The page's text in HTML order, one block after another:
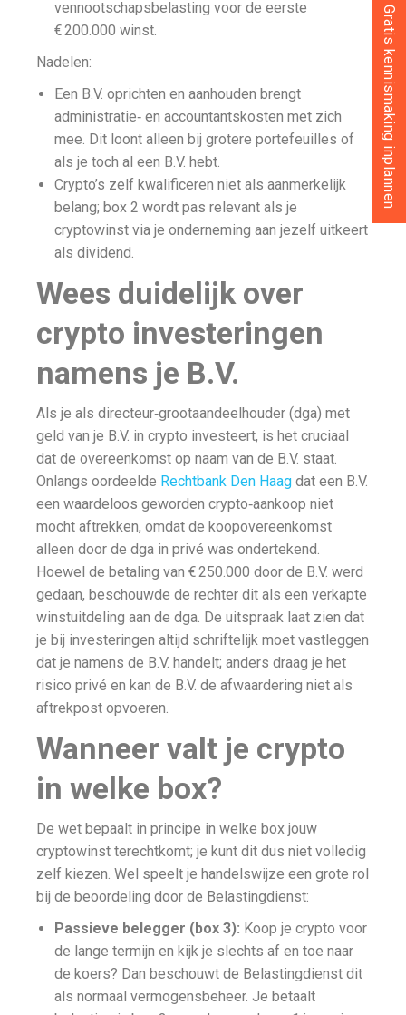
vennootschapsbelasting voor de eerste
€ 200.000 winst.
Nadelen:
Een B.V. oprichten en aanhouden brengt
administratie‑ en accountantskosten met zich
mee. Dit loont alleen bij grotere portefeuilles of
als je toch al een B.V. hebt.
Crypto’s zelf kwalificeren niet als aanmerkelijk
belang; box 2 wordt pas relevant als je
cryptowinst via je onderneming aan jezelf uitkeert
als dividend.
Wees duidelijk over
crypto investeringen
namens je B.V.
Als je als directeur‑grootaandeelhouder (dga) met
geld van je B.V. in crypto investeert, is het cruciaal
dat de overeenkomst op naam van de B.V. staat.
Onlangs oordeelde Rechtbank Den Haag dat een B.V.
een waardeloos geworden crypto‑aankoop niet
mocht aftrekken, omdat de koopovereenkomst
alleen door de dga in privé was ondertekend.
Hoewel de betaling van € 250.000 door de B.V. werd
gedaan, beschouwde de rechter dit als een verkapte
winstuitdeling aan de dga. De uitspraak laat zien dat
je bij investeringen altijd schriftelijk moet vastleggen
dat je namens de B.V. handelt; anders draag je het
risico privé en kan de B.V. de afwaardering niet als
aftrekpost opvoeren.
Wanneer valt je crypto
in welke box?
De wet bepaalt in principe in welke box jouw
cryptowinst terechtkomt; je kunt dit dus niet volledig
zelf kiezen. Wel speelt je handelswijze een grote rol
bij de beoordeling door de Belastingdienst:
Passieve belegger (box 3): Koop je crypto voor
de lange termijn en kijk je slechts af en toe naar
de koers? Dan beschouwt de Belastingdienst dit
als normaal vermogensbeheer. Je betaalt
Gratis kennismaking inplannen